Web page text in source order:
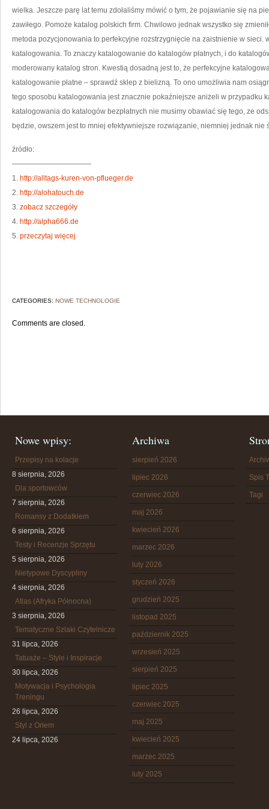
W
wielka. Jeszcze parę lat temu zdołaliśmy mówić o tym, że pojawianie się na
zawiłego. Pomoże katalog polskich firm. Chwilowo jednak wszystko się
metoda pozycjonowania to perfekcyjne rozstrzygnięcie na zaistnienie w sieci.
katalogowania. To znaczy katalogowanie do katalogów płatnych, i do
moderowany katalog stron. Kwestią dosadną jest to, że perfekcyjne
katalogowanie płatne – sprawdź sklep z bielizną. To ono umożliwia nam
tego sposobu katalogowania jest znacznie pokaźniejsze aniżeli w przypadku
katalogowania do katalogów bezpłatnych nie musimy obawiać się tego, ze
będzie, owszem jest to mniej efektywniejsze rozwiązanie, niemniej jednak nie
źródło:
———————————
1. http://alltags-kuren-von-pflueger.de
2. http://alohatouch.de
3. zobacz szczegóły
4. http://alpha666.de
5. przeczytaj więcej
CATEGORIES: NOWE TECHNOLOGIE
Comments are closed.
Nowe wpisy:
Przepisy na kolacje
8 sierpnia, 2026
Dla sportowców
7 sierpnia, 2026
Romansy z Dodatkiem
6 sierpnia, 2026
Testy i Recenzje Sprzętu
5 sierpnia, 2026
Nietypowe Dyscypliny
4 sierpnia, 2026
Atlas (Afryka Północna)
3 sierpnia, 2026
Tematyczne Szlaki Czytelnicze
31 lipca, 2026
Tatuaże – Style i Inspiracje
30 lipca, 2026
Motywacja i Psychologia
Treningu
26 lipca, 2026
Styl z Orłem
24 lipca, 2026
Archiwa
sierpień 2026
lipiec 2026
czerwiec 2026
maj 2026
kwiecień 2026
marzec 2026
luty 2026
styczeń 2026
grudzień 2025
listopad 2025
październik 2025
wrzesień 2025
sierpień 2025
lipiec 2025
czerwiec 2025
maj 2025
kwiecień 2025
marzec 2025
luty 2025
Spis
Tagi